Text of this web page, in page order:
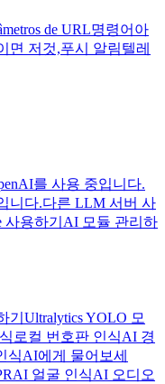
de URL명령어 아
면 저것,푸시 알림텔레
를 사용 중입니다.
니다.다른 LLM 서버 사
사용하기 AI 모듈 관리하
기 Ultralytics YOLO 모
로컬 번호판 인식AI 경
식AI에게 물어보세
AI 얼굴 인식AI 오디오